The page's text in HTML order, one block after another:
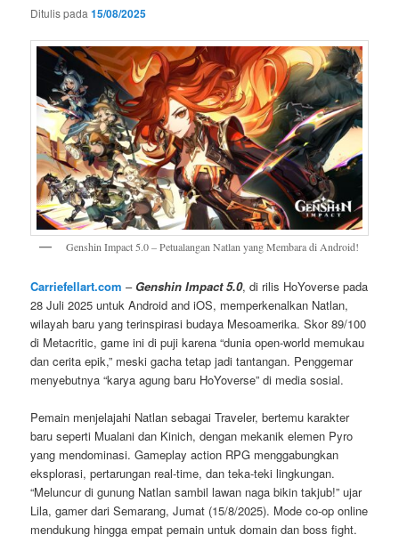
Ditulis pada15/08/2025
Genshin Impact 5.0 – Petualangan Natlan yang Membara di Android!
Carriefellart.com – Genshin Impact 5.0, di rilis HoYoverse pada
28 Juli 2025 untuk Android and iOS, memperkenalkan Natlan,
wilayah baru yang terinspirasi budaya Mesoamerika. Skor 89/100
di Metacritic, game ini di puji karena “dunia open-world memukau
dan cerita epik,” meski gacha tetap jadi tantangan. Penggemar
menyebutnya “karya agung baru HoYoverse” di media sosial.
Pemain menjelajahi Natlan sebagai Traveler, bertemu karakter
baru seperti Mualani dan Kinich, dengan mekanik elemen Pyro
yang mendominasi. Gameplay action RPG menggabungkan
eksplorasi, pertarungan real-time, dan teka-teki lingkungan.
“Meluncur di gunung Natlan sambil lawan naga bikin takjub!” ujar
Lila, gamer dari Semarang, Jumat (15/8/2025). Mode co-op online
mendukung hingga empat pemain untuk domain dan boss fight.